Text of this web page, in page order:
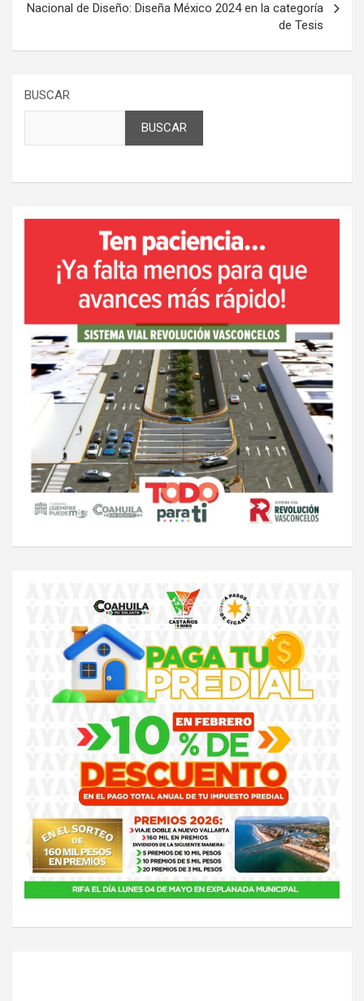
Nacional de Diseño: Diseña México 2024 en la categoría
de Tesis
BUSCAR
BUSCAR